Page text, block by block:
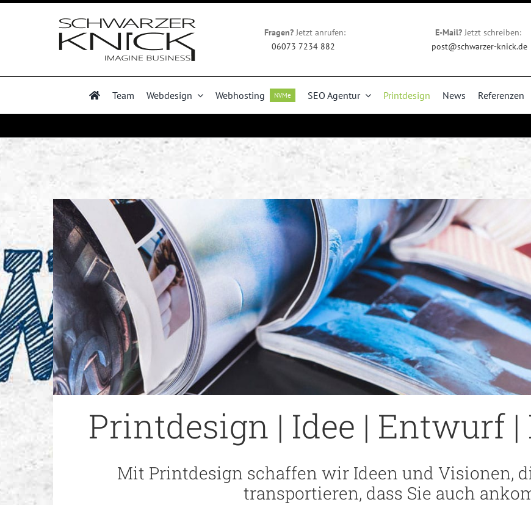
Fragen?Jetzt anrufen:
06073 7234 882
E-Mail?Jetzt schreiben:
post@schwarzer-knick.de
Team Webdesign Webhosting NVMe SEO Agentur Printdesign News Referenzen
Printdesign | Idee | Entwurf
Mit Printdesign schaffen wir Ideen und Visionen,
transportieren, dass Sie auch